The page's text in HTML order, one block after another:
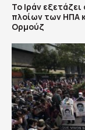
Το Ιράν
πλοίων των ΗΠΑ
Ορμούζ